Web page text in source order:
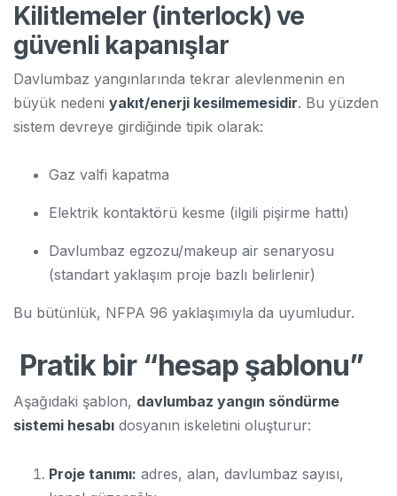
Kilitlemeler (interlock) ve
güvenli kapanışlar
Davlumbaz yangınlarında tekrar alevlenmenin en
büyük nedeni yakıt/enerji kesilmemesidir. Bu yüzden
sistem devreye girdiğinde tipik olarak:
Gaz valfi kapatma
Elektrik kontaktörü kesme (ilgili pişirme hattı)
Davlumbaz egzozu/makeup air senaryosu
(standart yaklaşım proje bazlı belirlenir)
Bu bütünlük, NFPA 96 yaklaşımıyla da uyumludur.
Pratik bir “hesap şablonu”
Aşağıdaki şablon, davlumbaz yangın söndürme
sistemi hesabı dosyanın iskeletini oluşturur:
Proje tanımı: adres, alan, davlumbaz sayısı,